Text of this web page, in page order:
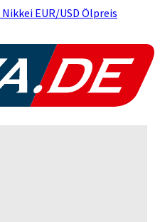
Nikkei EUR/USD Ölpreis